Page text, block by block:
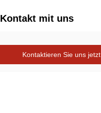
Kontakt mit uns
Kontaktieren Sie uns jetzt